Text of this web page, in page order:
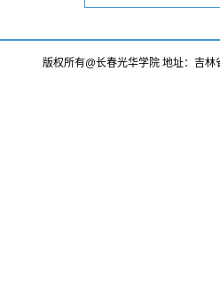
版权所有@长春光华学院 地址：吉